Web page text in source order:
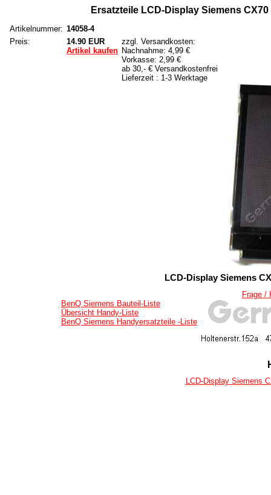
Ersatzteile LCD-Display Siemens
Artikelnummer: 14058-4
Preis:
14.90 EUR
Artikel kaufen
zzgl. Versandkosten:
Nachnahme: 4,99 €
Vorkasse: 2,99 €
ab 30,- € Versandkostenfrei
Lieferzeit : 1-3 Werktage
LCD-Display Siemens
Frage /
BenQ Siemens Bauteil-Liste
Übersicht Handy-Liste
BenQ Siemens Handyersatzteile -Liste
LCD-Display Siemens